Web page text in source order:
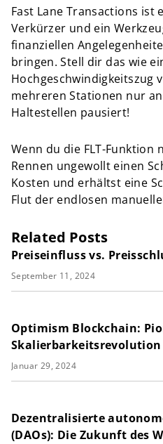
Fast Lane Transactions ist
Verkürzer und ein
finanziellen
bringen. Stell dir das wie
Hochgeschwindigkeitszug
mehreren Stationen nur
Haltestellen pausiert!
Wenn du die FLT-Funktion
Rennen ungewollt einen
Kosten und erhältst eine
Flut der endlosen
Related Posts
Preiseinfluss vs.
September 11, 2024
Optimism Blockchain:
Skalierbarkeitsrevolution
Januar 29, 2024
Dezentralisierte
(DAOs): Die Zukunft des